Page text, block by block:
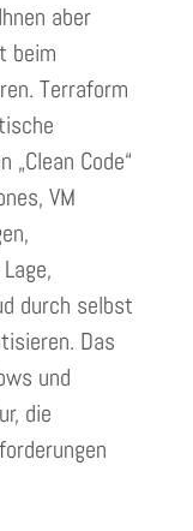
aber
beim
Terraform
Code“
VM
durch selbst
Das
und
die